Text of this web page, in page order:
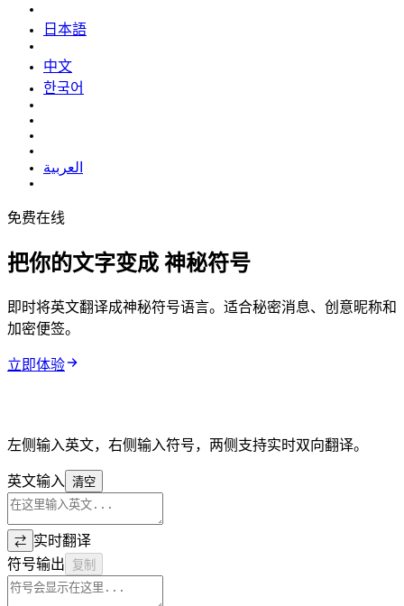
日本語
中文
한국어
العربية
免费在线 Symbol Language Translator
把你的文字变成神秘符号
即时将英文翻译成神秘符号语言。适合秘密消息、创意昵称和
加密便签。
立即体验
左侧输入英文，右侧输入符号，两侧支持实时双向翻译。
英文输入 清空
⇄ 实时翻译
符号输出
复制